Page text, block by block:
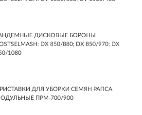
ДИСКОВЫЕ БОРОНЫ
DX 850/880; DX 850/970; DX
1080
ДЛЯ УБОРКИ СЕМЯН РАПСА
ПРМ-700/900